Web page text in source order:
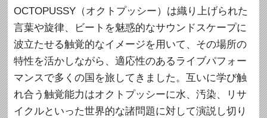
OCTOPUSSY（オクトプッシー）は織り上げられた
言葉や旋律、ビートを魅惑的なサウンドスケープに
波立たせる触覚的なイメージを用いて、その場所の
特性を活かしながら、適応性のあるライブパフォー
マンスで多くの国を旅してきました。互いに学び触
れ合う触覚能力はオクトプッシーに水、汚染、リサ
イクルといった世界的な諸問題に対して演説し切り